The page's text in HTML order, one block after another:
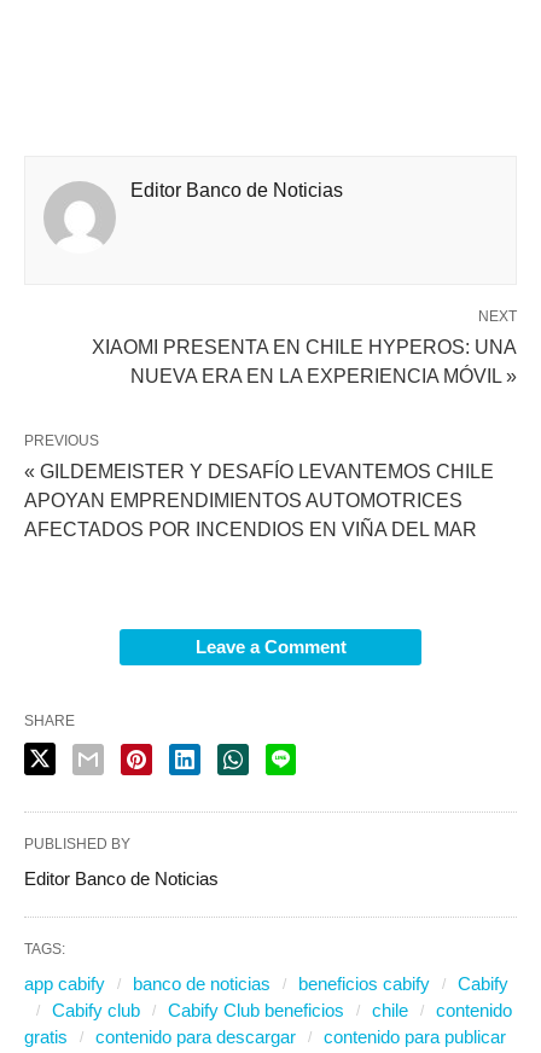
Editor Banco de Noticias
NEXT
XIAOMI PRESENTA EN CHILE HYPEROS: UNA
NUEVA ERA EN LA EXPERIENCIA MÓVIL »
PREVIOUS
« GILDEMEISTER Y DESAFÍO LEVANTEMOS CHILE
APOYAN EMPRENDIMIENTOS AUTOMOTRICES
AFECTADOS POR INCENDIOS EN VIÑA DEL MAR
Leave a Comment
SHARE
PUBLISHED BY
Editor Banco de Noticias
TAGS:
app cabify banco de noticias beneficios cabify
Cabify
Cabify club
Cabify Club beneficios chile
contenido
gratis
contenido para descargar
contenido para publicar